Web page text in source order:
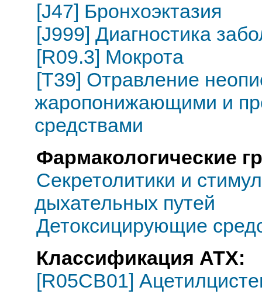
[J47] Бронхоэктазия
[J999] Диагностика
[R09.3] Мокрота
[T39] Отравление
жаропонижающими и
средствами
Фармакологические
Секретолитики и
дыхательных путей
Детоксицирующие
Классификация АТХ:
[R05CB01]